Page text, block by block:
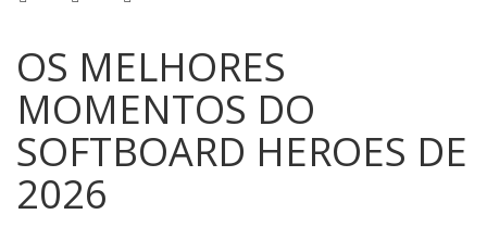
OS MELHORES
MOMENTOS DO
SOFTBOARD HEROES DE
2026